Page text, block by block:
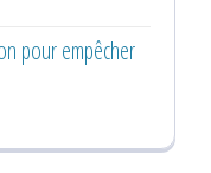
pour empêcher